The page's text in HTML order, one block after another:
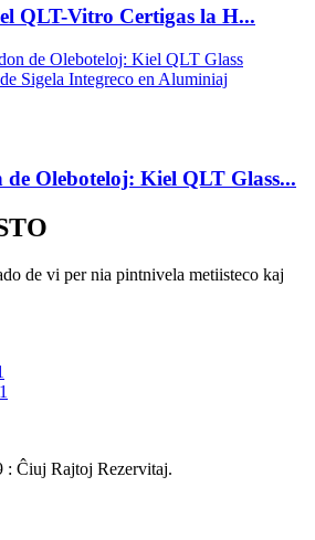
QLT-Vitro Certigas la H...
Oleboteloj: Kiel QLT Glass...
de vi per nia pintnivela metiisteco kaj
Ĉiuj Rajtoj Rezervitaj.